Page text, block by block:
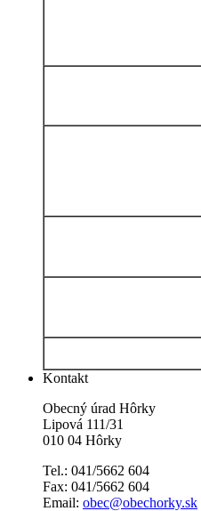
Kontakt
Obecný úrad Hôrky
Lipová 111/31
010 04 Hôrky
Tel.: 041/5662 604
Fax: 041/5662 604
Email: obec@obechorky.sk